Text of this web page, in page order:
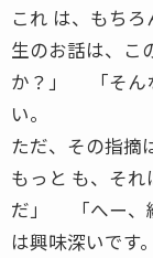
これ は、もち
生のお話は、こ
か？」 「そん
い。
ただ、その指摘
もっと も、そ
だ」 「へー、
は興味深いです。